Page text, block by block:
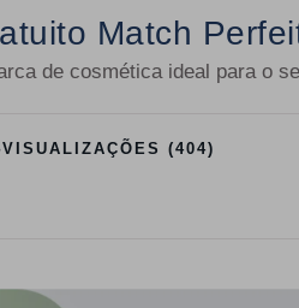
Match
de cosmética ideal para o
VISUALIZAÇÕES (404)